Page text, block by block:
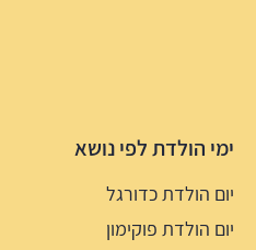
ימי הולדת לפי נושא
יום הולדת כדורגל
יום הולדת פוקימון